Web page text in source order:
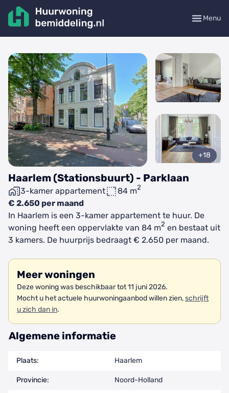
Menu
Haarlem (Stationsbuurt) - Parklaan
3-kamer appartement 84 m2
€ 2.650 per maand
+18
In Haarlem is een 3-kamer appartement te huur. De
woning heeft een oppervlakte van 84 m2 en bestaat uit
3 kamers. De huurprijs bedraagt € 2.650 per maand.
Meer woningen
Deze woning was beschikbaar tot 11 juni 2026.
Mocht u het actuele huurwoningaanbod willen zien,schrijft
u zich dan in.
Algemene informatie
Plaats: Haarlem
Provincie: Noord-Holland